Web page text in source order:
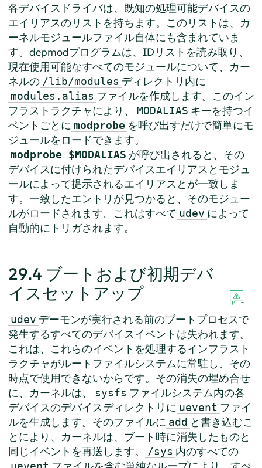
各デバイスドライバは、既知の処理可能デバイスの
エイリアスのリストを持ちます。このリストは、カ
ーネルモジュールファイル自体にも含まれていま
す。depmodプログラムは、IDリストを読み取り、
現在使用可能なすべてのモジュールについて、カー
ネルの /lib/modules ディレクトリ内に
modules.alias ファイルを作成します。このイン
フラストラクチャにより、
MODALIAS キーを持つイ
ベントごとに modprobe を呼び出すだけで簡単にモ
ジュールをロードできます。
modprobe $MODALIAS が呼び出されると、その
デバイスに付けられたデバイスエイリアスとモジュ
ールによって提示されるエイリアスとが一致しま
す。一致したエントリが見つかると、そのモジュー
ルがロードされます。これはすべて udev によって
自動的にトリガされます。
29.4 ブートおよび初期デバ
イスセットアップ
udev デーモンが実行される前のブートプロセスで
発生するすべてのデバイスイベントは失われます。
これは、これらのイベントを処理するインフラスト
ラクチャがルートファイルシステムに常駐し、その
時点で使用できないからです。その消失の埋め合せ
に、カーネルは、
sysfs ファイルシステム内の各
デバイスのデバイスディレクトリに uevent ファイ
ルを生成します。そのファイルに add と書き込むこ
とにより、カーネルは、ブート時に消失したものと
同じイベントを再送します。
/sys 内のすべての